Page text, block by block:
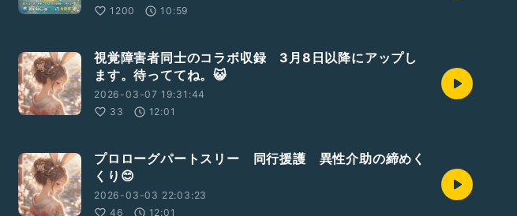
1200
10:59
視覚障害者同士のコラボ収録 3月8日以降にアップし
ます。待っててね。😺
2026-03-07 19:31:44
33
12:01
プロローグパートスリー 同行援護 異性介助の締めく
くり😊
2026-03-03 22:03:23
46
12:01